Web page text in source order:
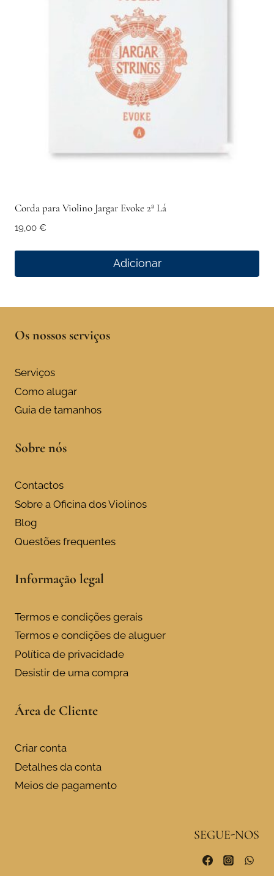
Corda para Violino Jargar Evoke 2ª Lá
19,00 €
Adicionar
Os nossos serviços
Serviços
Como alugar
Guia de tamanhos
Sobre nós
Contactos
Sobre a Oficina dos Violinos
Blog
Questões frequentes
Informação legal
Termos e condições gerais
Termos e condições de aluguer
Política de privacidade
Desistir de uma compra
Área de Cliente
Criar conta
Detalhes da conta
Meios de pagamento
SEGUE-NOS